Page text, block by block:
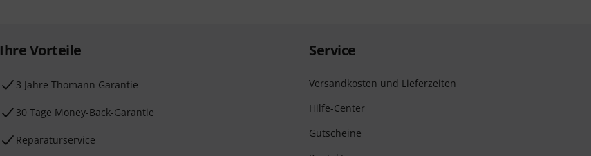
Ihre Vorteile
3 Jahre Thomann Garantie
30 Tage Money-Back-Garantie
Reparaturservice
Service
Versandkosten und Lieferzeiten
Hilfe-Center
Gutscheine